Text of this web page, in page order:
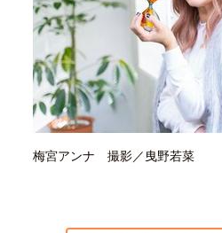
梅宮アンナ 撮影／曳野若菜